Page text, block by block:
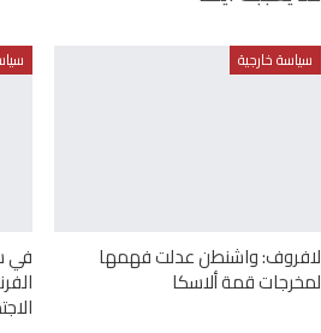
سياسة خارجية
لافروف: واشنطن عدلت فهمها
لمخرجات قمة ألاسكا
في